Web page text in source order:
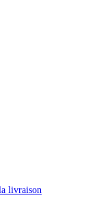
livraison